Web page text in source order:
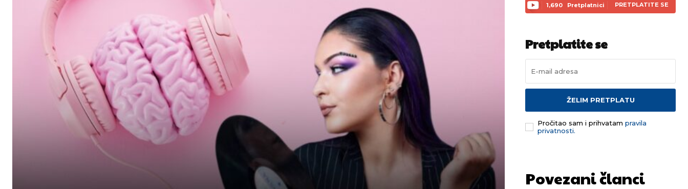
1,690 Pretplatnici PRETPLATITE SE
Pretplatite se
ŽELIM PRETPLATU
Pročitao sam i prihvatam pravila
privatnosti.
Povezani članci